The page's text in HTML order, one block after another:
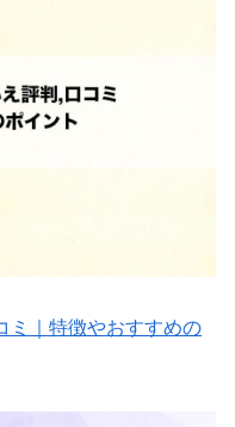
ミ｜特徴やおすすめの